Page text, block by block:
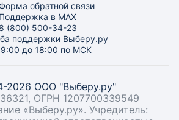
Форма обратной связи
Поддержка в MAX
8 (800) 500-34-23
поддержки Выберу.ру
до 18:00 по МСК
2026 ООО "Выберу.ру"
ОГРН 1207700339549
«Выберу.ру». Учредитель: